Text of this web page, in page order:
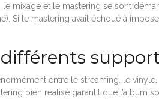
mixage et le mastering se sont
Si le mastering avait échoué à
entre le streaming, le
bien réalisé garantit que l’album